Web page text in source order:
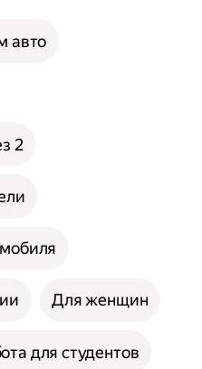
авто
2
Для женщин
для студентов